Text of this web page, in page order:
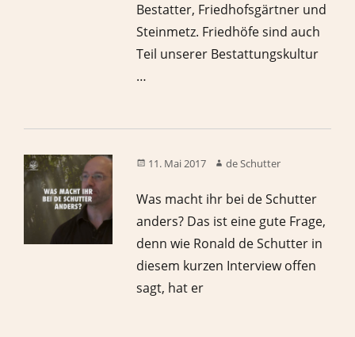
Bestatter, Friedhofsgärtner und
Steinmetz. Friedhöfe sind auch
Teil unserer Bestattungskultur
…
11. Mai 2017 de Schutter
Was macht ihr bei de Schutter
anders? Das ist eine gute Frage,
denn wie Ronald de Schutter in
diesem kurzen Interview offen
sagt, hat er